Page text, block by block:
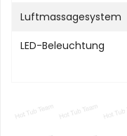
Luftmassagesystem
LED-Beleuchtung